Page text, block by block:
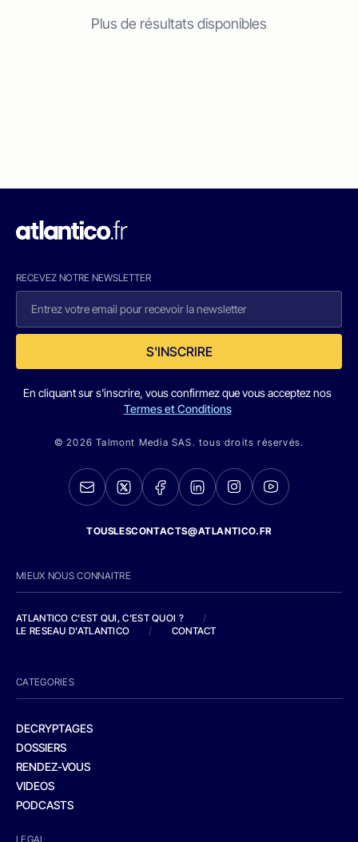
Plus de résultats disponibles
RECEVEZ NOTRE NEWSLETTER
S'INSCRIRE
En cliquant sur s'inscrire, vous confirmez que vous acceptez nos
Termes et Conditions
© 2026 Talmont Media SAS. tous droits réservés.
TOUSLESCONTACTS@ATLANTICO.FR
MIEUX NOUS CONNAITRE
ATLANTICO C'EST QUI, C'EST QUOI ?
/
LE RESEAU D'ATLANTICO
/ CONTACT
CATEGORIES
DECRYPTAGES
DOSSIERS
RENDEZ-VOUS
VIDEOS
PODCASTS
LEGAL